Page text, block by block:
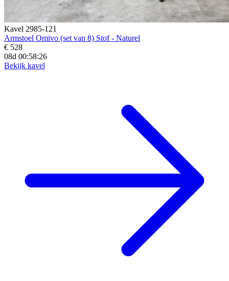
Kavel 2985-121
Armstoel Omivo (set van 8) Stof - Naturel
€ 528
08d 00:58:25
Bekijk kavel